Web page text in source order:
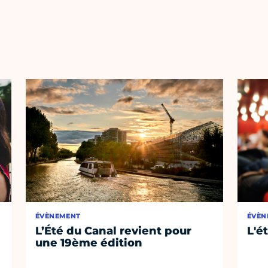
ÉVÈNEMENT
L’Été du Canal revient pour
une 19ème édition